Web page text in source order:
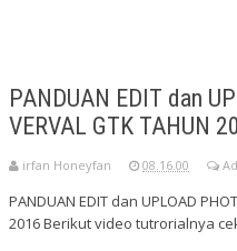
PANDUAN EDIT dan
VERVAL GTK TAHUN
irfan Honeyfan 08.16.00
PANDUAN EDIT dan UPLOAD
2016 Berikut video tutrorialnya